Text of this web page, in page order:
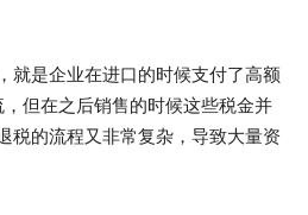
就是企业在进口的时候支付了高额
但在之后销售的时候这些税金并
税的流程又非常复杂，导致大量资